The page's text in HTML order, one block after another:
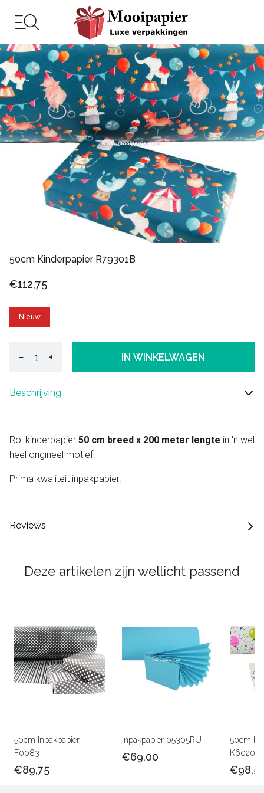
50cm Kinderpapier R79301B
€112,75
Nieuw
− + IN WINKELWAGEN
Beschrijving
Rol kinderpapier 50 cm breed x 200 meter lengte in 'n wel
heel origineel motief.
Prima kwaliteit inpakpapier.
Reviews
Deze artikelen zijn wellicht passend
50cm Inpakpapier
F0083
€89,75
Inpakpapier 05305RU
€69,00
50cm
K602047